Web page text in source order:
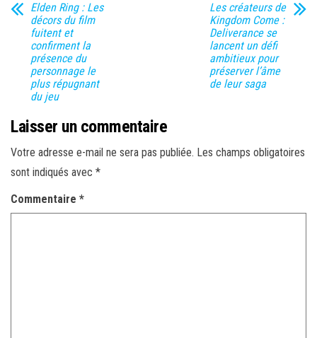
Elden Ring : Les
décors du film
fuitent et
confirment la
présence du
personnage le
plus répugnant
du jeu
Les créateurs de
Kingdom Come :
Deliverance se
lancent un défi
ambitieux pour
préserver l’âme
de leur saga
Laisser un commentaire
Votre adresse e-mail ne sera pas publiée. Les champs obligatoires
sont indiqués avec *
Commentaire *